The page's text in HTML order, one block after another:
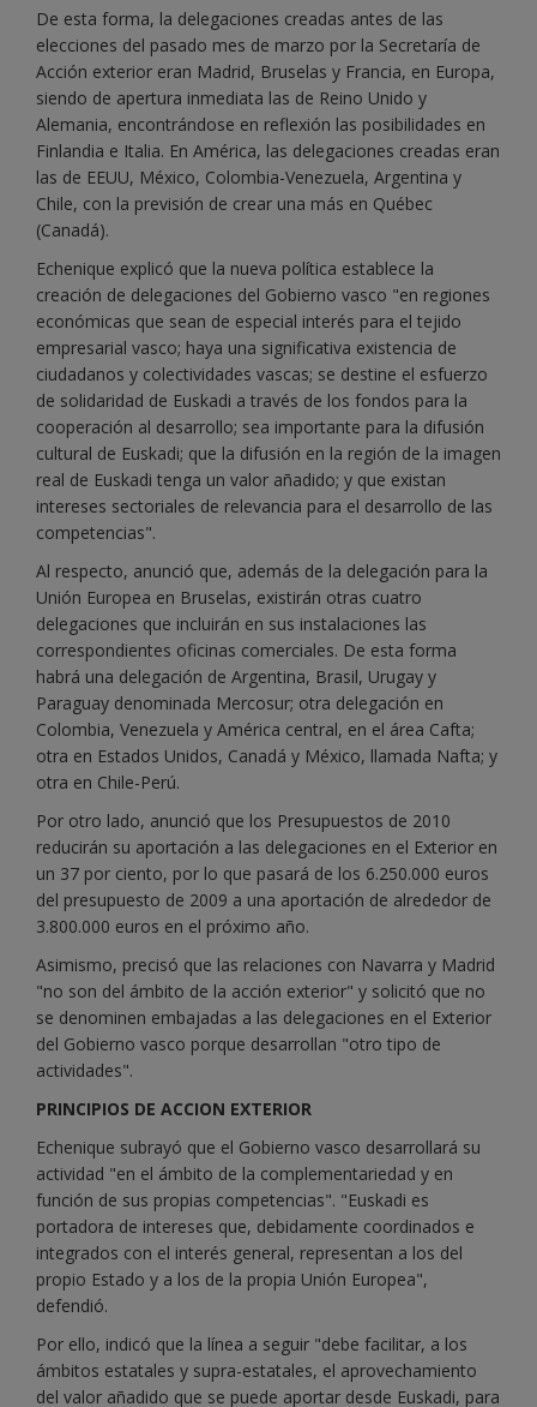
De esta forma, la delegaciones creadas antes de las
elecciones del pasado mes de marzo por la Secretaría de
Acción exterior eran Madrid, Bruselas y Francia, en Europa,
siendo de apertura inmediata las de Reino Unido y
Alemania, encontrándose en reflexión las posibilidades en
Finlandia e Italia. En América, las delegaciones creadas eran
las de EEUU, México, Colombia-Venezuela, Argentina y
Chile, con la previsión de crear una más en Québec
(Canadá).
Echenique explicó que la nueva política establece la
creación de delegaciones del Gobierno vasco "en regiones
económicas que sean de especial interés para el tejido
empresarial vasco; haya una significativa existencia de
ciudadanos y colectividades vascas; se destine el esfuerzo
de solidaridad de Euskadi a través de los fondos para la
cooperación al desarrollo; sea importante para la difusión
cultural de Euskadi; que la difusión en la región de la imagen
real de Euskadi tenga un valor añadido; y que existan
intereses sectoriales de relevancia para el desarrollo de las
competencias".
Al respecto, anunció que, además de la delegación para la
Unión Europea en Bruselas, existirán otras cuatro
delegaciones que incluirán en sus instalaciones las
correspondientes oficinas comerciales. De esta forma
habrá una delegación de Argentina, Brasil, Urugay y
Paraguay denominada Mercosur; otra delegación en
Colombia, Venezuela y América central, en el área Cafta;
otra en Estados Unidos, Canadá y México, llamada Nafta; y
otra en Chile-Perú.
Por otro lado, anunció que los Presupuestos de 2010
reducirán su aportación a las delegaciones en el Exterior en
un 37 por ciento, por lo que pasará de los 6.250.000 euros
del presupuesto de 2009 a una aportación de alrededor de
3.800.000 euros en el próximo año.
Asimismo, precisó que las relaciones con Navarra y Madrid
"no son del ámbito de la acción exterior" y solicitó que no
se denominen embajadas a las delegaciones en el Exterior
del Gobierno vasco porque desarrollan "otro tipo de
actividades".
PRINCIPIOS DE ACCION EXTERIOR
Echenique subrayó que el Gobierno vasco desarrollará su
actividad "en el ámbito de la complementariedad y en
función de sus propias competencias". "Euskadi es
portadora de intereses que, debidamente coordinados e
integrados con el interés general, representan a los del
propio Estado y a los de la propia Unión Europea",
defendió.
Por ello, indicó que la línea a seguir "debe facilitar, a los
ámbitos estatales y supra-estatales, el aprovechamiento
del valor añadido que se puede aportar desde Euskadi, para